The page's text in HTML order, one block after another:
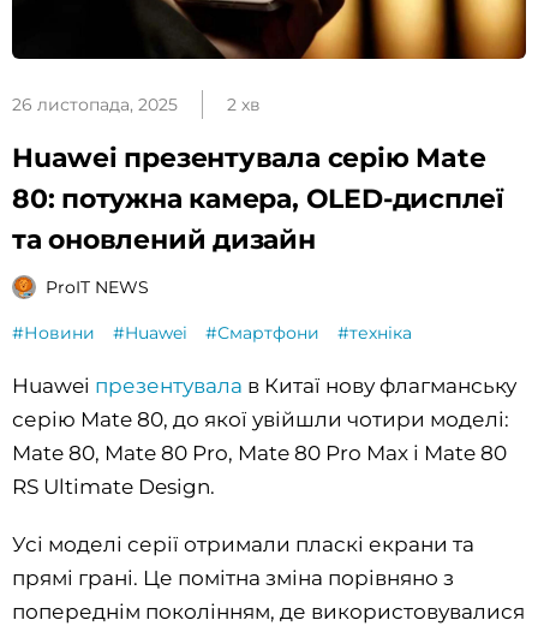
26 листопада, 2025 2 хв
Huawei презентувала серію Mate
80: потужна камера, OLED-дисплеї
та оновлений дизайн
ProIT NEWS
#Новини #Huawei #Смартфони #техніка
Huawei презентувала в Китаї нову флагманську
серію Mate 80, до якої увійшли чотири моделі:
Mate 80, Mate 80 Pro, Mate 80 Pro Max і Mate 80
RS Ultimate Design.
Усі моделі серії отримали пласкі екрани та
прямі грані. Це помітна зміна порівняно з
попереднім поколінням, де використовувалися